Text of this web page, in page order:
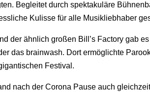
Begleitet durch spektakuläre
Kulisse für alle Musikliebhaber
der ähnlich großen Bill’s Factory gab
das brainwash. Dort ermöglichte
Festival.
nach der Corona Pause auch